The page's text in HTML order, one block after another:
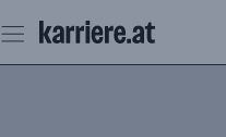
Seiteninhalt
springen